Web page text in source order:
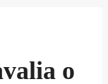
o